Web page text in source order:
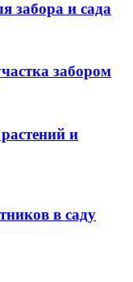
забора и сада
забором
и
в саду